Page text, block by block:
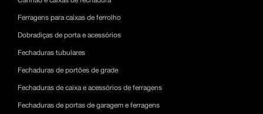
Ferragens para caixas de ferrolho
Dobradiças de porta e acessórios
Fechaduras tubulares
Fechaduras de portões de grade
Fechaduras de caixa e acessórios de ferragens
Fechaduras de portas de garagem e ferragens